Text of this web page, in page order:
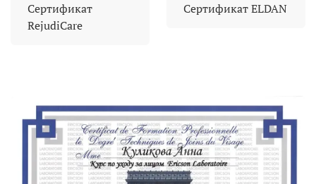
Сертификат
RejudiCare
Сертификат ELDAN